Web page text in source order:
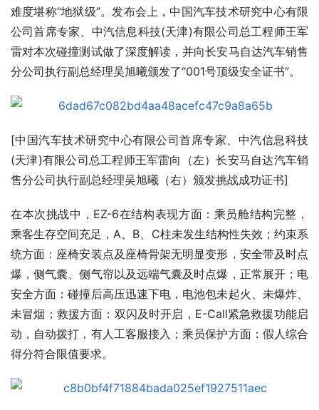
难度堪称“地狱级”。发布会上，中国汽车技术研究中心有限
公司首席专家、中汽信息科技(天津)有限公司总工程师王军
雷对本次碰撞测试做了深度解读，并向长安马自达汽车销售
分公司执行副总经理吴旭曦颁发了“001号顶级安全证书”。
[中国汽车技术研究中心有限公司首席专家、中汽信息科技
(天津)有限公司总工程师王军雷向（左）长安马自达汽车销
售分公司执行副总经理吴旭曦（右）颁发挑战成功证书]
在本次挑战中，EZ-6在结构表现方面：乘员舱结构完整，
乘客生存空间充足，A、B、C柱未发生结构性失效；约束系
统方面：座椅安装点及座椅骨架无明显变形，安全带及时点
爆，侧气囊、侧气帘以及远端气囊及时点爆，正常展开；电
安全方面：碰撞后高压迅速下电，电池包未起火、未爆炸、
未冒烟；救援方面：双闪及时开启，E-Call紧急救援功能启
动，自动拨打，有人工客服接入；乘员保护方面：假人综合
得分符合限值要求。